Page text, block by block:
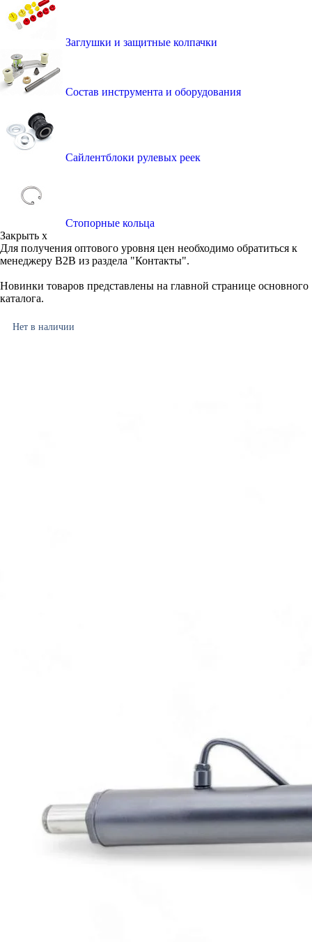
Заглушки и защитные колпачки
Состав инструмента и оборудования
Сайлентблоки рулевых реек
Стопорные кольца
Закрыть x
Для получения оптового уровня цен необходимо обратиться к
менеджеру B2B из раздела "Контакты".
Новинки товаров представлены на главной странице основного
каталога.
Нет в наличии